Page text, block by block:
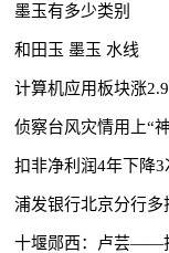
墨玉有多少类别
和田玉 墨玉 水线
计算机应用板块涨
侦察台风灾情用上“
扣非净利润4年下降3
浦发银行北京分行多
十堰郧西：卢芸——